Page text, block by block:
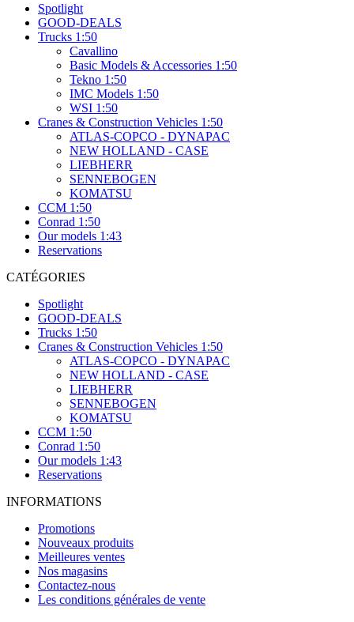
Spotlight
GOOD-DEALS
Trucks 1:50
Cavallino
Basic Models & Accessories 1:50
Tekno 1:50
IMC Models 1:50
WSI 1:50
Cranes & Construction Vehicles 1:50
ATLAS-COPCO - DYNAPAC
NEW HOLLAND - CASE
LIEBHERR
SENNEBOGEN
KOMATSU
CCM 1:50
Conrad 1:50
Our models 1:43
Reservations
CATÉGORIES
Spotlight
GOOD-DEALS
Trucks 1:50
Cranes & Construction Vehicles 1:50
ATLAS-COPCO - DYNAPAC
NEW HOLLAND - CASE
LIEBHERR
SENNEBOGEN
KOMATSU
CCM 1:50
Conrad 1:50
Our models 1:43
Reservations
INFORMATIONS
Promotions
Nouveaux produits
Meilleures ventes
Nos magasins
Contactez-nous
Les conditions générales de vente